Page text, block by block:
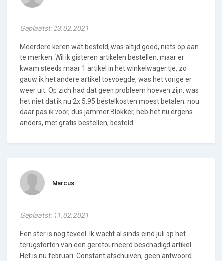
Geplaatst: 23.02.2021
Meerdere keren wat besteld, was altijd goed, niets op aan
te merken. Wil ik gisteren artikelen bestellen, maar er
kwam steeds maar 1 artikel in het winkelwagentje, zo
gauw ik het andere artikel toevoegde, was het vorige er
weer uit. Op zich had dat geen probleem hoeven zijn, was
het niet dat ik nu 2x 5,95 bestelkosten moest betalen, nou
daar pas ik voor, dus jammer Blokker, heb het nu ergens
anders, met gratis bestellen, besteld.
Marcus
Geplaatst: 11.02.2021
Een ster is nog teveel. Ik wacht al sinds eind juli op het
terugstorten van een geretourneerd beschadigd artikel.
Het is nu februari. Constant afschuiven, geen antwoord